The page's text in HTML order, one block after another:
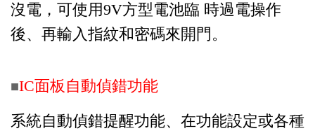
沒電，可使用9V方型電池臨 時過電操作
後、再輸入指紋和密碼來開門。
■IC面板自動偵錯功能
系統自動偵錯提醒功能、在功能設定或各種